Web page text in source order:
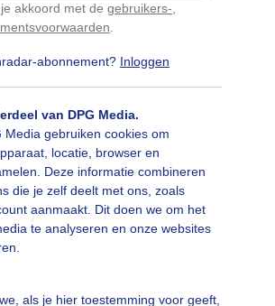
akkoord met de gebruikers-
abonnement? Inloggen
van DPG Media.
Media gebruiken cookies om
locatie, browser en
Deze informatie combineren
die je zelf deelt met ons, zoals
aanmaakt. Dit doen we om het
te analyseren en onze websites
als je hier toestemming voor geeft,
wil je niet elke dag deze pop-up
om dit aan te passen